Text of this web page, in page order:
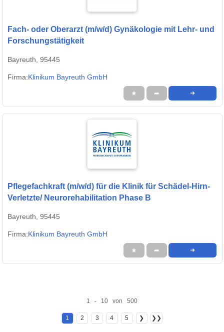
Fach- oder Oberarzt (m/w/d) Gynäkologie mit Lehr- und
Forschungstätigkeit
Bayreuth, 95445
Firma:Klinikum Bayreuth GmbH
★ ➦ ➜
Pflegefachkraft (m/w/d) für die Klinik für Schädel-Hirn-
Verletzte/ Neurorehabilitation Phase B
Bayreuth, 95445
Firma:Klinikum Bayreuth GmbH
★ ➦ ➜
1 - 10 von 500
1 2 3 4 5 ❯ ❯❯